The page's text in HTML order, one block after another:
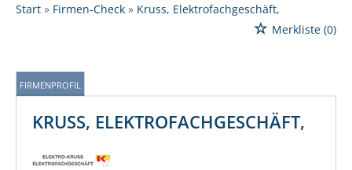
Start Firmen-Check
Kruss, Elektrofachgeschäft,
Merkliste (0)
FIRMENPROFIL
KRUSS, ELEKTROFACHGESCHÄFT,